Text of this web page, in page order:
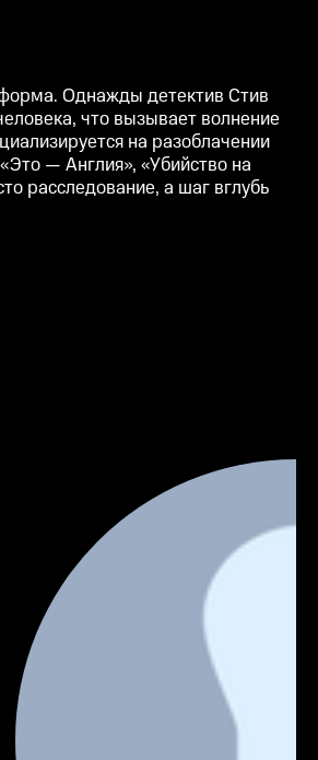
форма. Однажды детектив Стив
что вызывает волнение
на разоблачении
— Англия», «Убийство на
расследование, а шаг вглубь